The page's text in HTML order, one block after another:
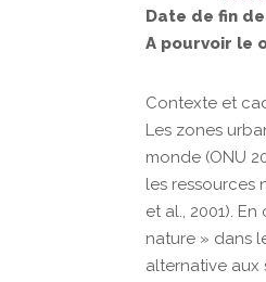
Date de fin
A pourvoir le
Contexte et
Les zones
monde (ONU
les ressources
et al., 2001).
nature » dans
alternative aux